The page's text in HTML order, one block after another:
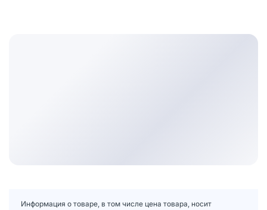
Информация о товаре, в том числе цена товара, носит